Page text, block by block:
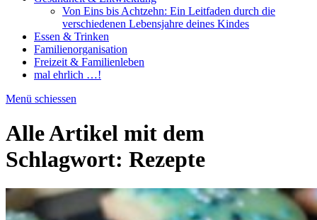
Von Eins bis Achtzehn: Ein Leitfaden durch die
verschiedenen Lebensjahre deines Kindes
Essen & Trinken
Familienorganisation
Freizeit & Familienleben
mal ehrlich …!
Menü schiessen
Alle Artikel mit dem
Schlagwort: Rezepte